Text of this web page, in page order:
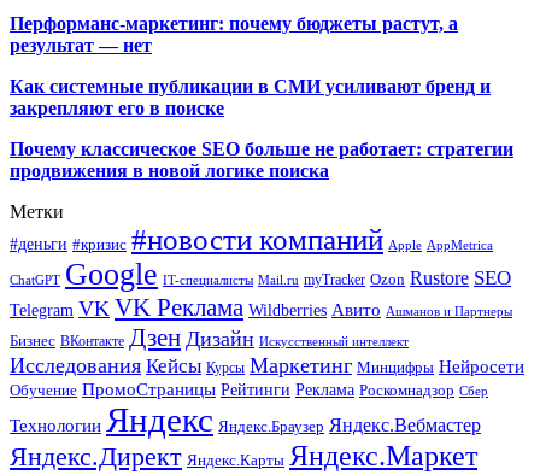
Перформанс-маркетинг: почему бюджеты растут, а
результат — нет
Как системные публикации в СМИ усиливают бренд и
закрепляют его в поиске
Почему классическое SEO больше не работает: стратегии
продвижения в новой логике поиска
Метки
#деньги #кризис #новости компаний Apple AppMetrica
ChatGPT Google IT-специалисты Mail.ru myTracker Ozon Rustore SEO
Telegram VK VK Реклама Wildberries Авито Ашманов и Партнеры
Бизнес ВКонтакте Дзен Дизайн Искусственный интеллект
Исследования Кейсы Курсы Маркетинг Минцифры Нейросети
Обучение ПромоСтраницы Рейтинги Реклама Роскомнадзор Сбер
Технологии Яндекс Яндекс.Браузер Яндекс.Вебмастер
Яндекс.Директ Яндекс.Карты Яндекс.Маркет